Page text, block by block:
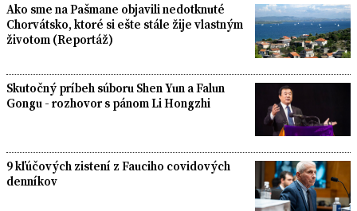
Ako sme na Pašmane objavili nedotknuté
Chorvátsko, ktoré si ešte stále žije vlastným
životom (Reportáž)
Skutočný príbeh súboru Shen Yun a Falun
Gongu - rozhovor s pánom Li Hongzhi
9 kľúčových zistení z Fauciho covidových
denníkov